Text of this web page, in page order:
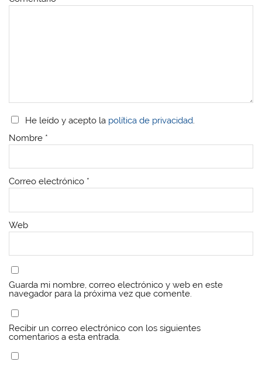
He leído y acepto la política de privacidad.
Nombre *
Correo electrónico *
Web
Guarda mi nombre, correo electrónico y web en este
navegador para la próxima vez que comente.
Recibir un correo electrónico con los siguientes
comentarios a esta entrada.